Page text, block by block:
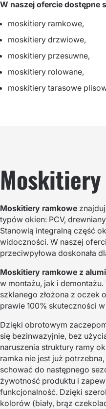
W naszej ofercie dostępne
moskitiery ramkowe,
moskitiery drzwiowe,
moskitiery przesuwne,
moskitiery rolowane,
moskitiery tarasowe
Moskitiery ramkowe
typów okien: PCV,
Stanowią integralną część
widoczności. W naszej
przeciwpyłowa doskonała
Moskitiery ramkowe z
w montażu, jak i
szklanego złożona z oczek
prawie 100% skuteczności
Dzięki obrotowym
się bezinwazyjnie, bez
naruszenia struktury ramy
ramka nie jest już
schować do następnego
żywotność produktu i
funkcjonalność. Dzięki
kolorów (biały, brąz